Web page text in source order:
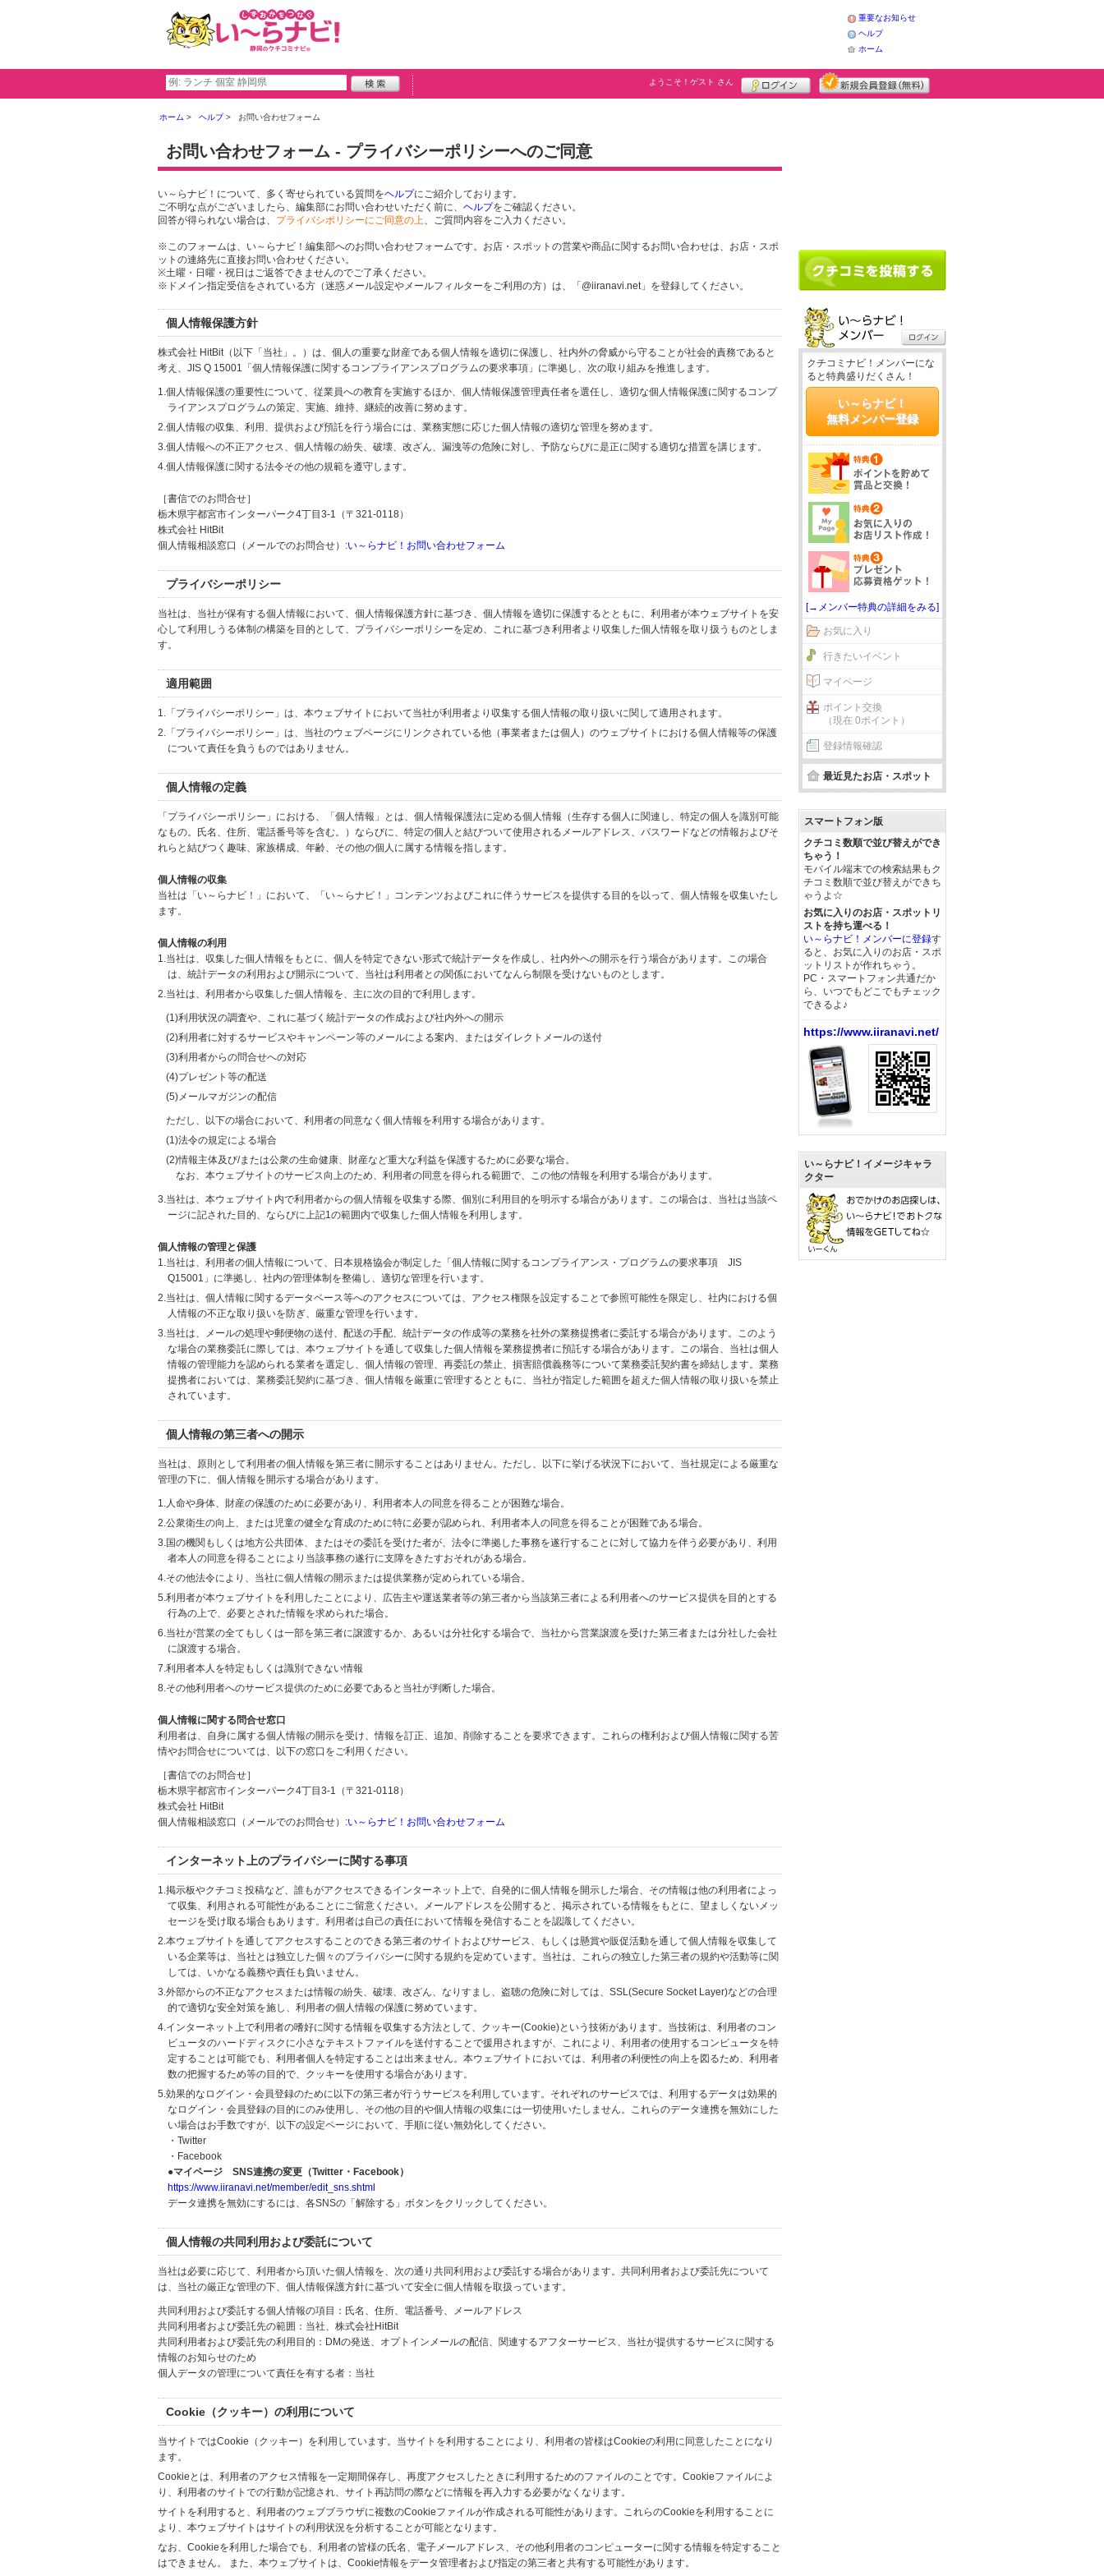
重要なお知らせ
ヘルプ
ホーム
ようこそ！ ゲスト さん
ホーム ヘルプ お問い合わせフォーム
お問い合わせフォーム - プライバシーポリシーへのご同意
い～らナビ！について、多く寄せられている質問をヘルプにご紹介しております。
ご不明な点がございましたら、編集部にお問い合わせいただく前に、 ヘルプをご確認ください。
回答が得られない場合は、 プライバシポリシーにご同意の上、ご質問内容をご入力ください。
※このフォームは、い～らナビ！編集部へのお問い合わせフォームです。お店・スポットの営業や商品に関するお問い合わせは、お店・スポ
ットの連絡先に直接お問い合わせください。
※土曜・日曜・祝日はご返答できませんのでご了承ください。
※ドメイン指定受信をされている方（迷惑メール設定やメールフィルターをご利用の方）は、「@iiranavi.net」を登録してください。
個人情報保護方針
株式会社 HitBit（以下「当社」。）は、個人の重要な財産である個人情報を適切に保護し、社内外の脅威から守ることが社会的責務であると
考え、JIS Q 15001「個人情報保護に関するコンプライアンスプログラムの要求事項」に準拠し、次の取り組みを推進します。
1.個人情報保護の重要性について、従業員への教育を実施するほか、個人情報保護管理責任者を選任し、適切な個人情報保護に関するコンプ
ライアンスプログラムの策定、実施、維持、継続的改善に努めます。
2.個人情報の収集、利用、提供および預託を行う場合には、業務実態に応じた個人情報の適切な管理を努めます。
3.個人情報への不正アクセス、個人情報の紛失、破壊、改ざん、漏洩等の危険に対し、予防ならびに是正に関する適切な措置を講じます。
4.個人情報保護に関する法令その他の規範を遵守します。
［書信でのお問合せ］
栃木県宇都宮市インターパーク4丁目3-1（〒321-0118）
株式会社 HitBit
個人情報相談窓口（メールでのお問合せ）:い～らナビ！お問い合わせフォーム
プライバシーポリシー
当社は、当社が保有する個人情報において、個人情報保護方針に基づき、個人情報を適切に保護するとともに、利用者が本ウェブサイトを安
心して利用しうる体制の構築を目的として、プライバシーポリシーを定め、これに基づき利用者より収集した個人情報を取り扱うものとしま
す。
適用範囲
1.「プライバシーポリシー」は、本ウェブサイトにおいて当社が利用者より収集する個人情報の取り扱いに関して適用されます。
2.「プライバシーポリシー」は、当社のウェブページにリンクされている他（事業者または個人）のウェブサイトにおける個人情報等の保護
について責任を負うものではありません。
個人情報の定義
「プライバシーポリシー」における、「個人情報」とは、個人情報保護法に定める個人情報（生存する個人に関連し、特定の個人を識別可能
なもの。氏名、住所、電話番号等を含む。）ならびに、特定の個人と結びついて使用されるメールアドレス、パスワードなどの情報およびそ
れらと結びつく趣味、家族構成、年齢、その他の個人に属する情報を指します。
個人情報の収集
当社は「い～らナビ！」において、「い～らナビ！」コンテンツおよびこれに伴うサービスを提供する目的を以って、個人情報を収集いたし
ます。
個人情報の利用
1.当社は、収集した個人情報をもとに、個人を特定できない形式で統計データを作成し、社内外への開示を行う場合があります。この場合
は、統計データの利用および開示について、当社は利用者との関係においてなんら制限を受けないものとします。
2.当社は、利用者から収集した個人情報を、主に次の目的で利用します。
(1)利用状況の調査や、これに基づく統計データの作成および社内外への開示
(2)利用者に対するサービスやキャンペーン等のメールによる案内、またはダイレクトメールの送付
(3)利用者からの問合せへの対応
(4)プレゼント等の配送
(5)メールマガジンの配信
ただし、以下の場合において、利用者の同意なく個人情報を利用する場合があります。
(1)法令の規定による場合
(2)情報主体及び/または公衆の生命健康、財産など重大な利益を保護するために必要な場合。
なお、本ウェブサイトのサービス向上のため、利用者の同意を得られる範囲で、この他の情報を利用する場合があります。
3.当社は、本ウェブサイト内で利用者からの個人情報を収集する際、個別に利用目的を明示する場合があります。この場合は、当社は当該ペ
ージに記された目的、ならびに上記1の範囲内で収集した個人情報を利用します。
個人情報の管理と保護
1.当社は、利用者の個人情報について、日本規格協会が制定した「個人情報に関するコンプライアンス・プログラムの要求事項 JIS
Q15001」に準拠し、社内の管理体制を整備し、適切な管理を行います。
2.当社は、個人情報に関するデータベース等へのアクセスについては、アクセス権限を設定することで参照可能性を限定し、社内における個
人情報の不正な取り扱いを防ぎ、厳重な管理を行います。
3.当社は、メールの処理や郵便物の送付、配送の手配、統計データの作成等の業務を社外の業務提携者に委託する場合があります。このよう
な場合の業務委託に際しては、本ウェブサイトを通して収集した個人情報を業務提携者に預託する場合があります。この場合、当社は個人
情報の管理能力を認められる業者を選定し、個人情報の管理、再委託の禁止、損害賠償義務等について業務委託契約書を締結します。業務
提携者においては、業務委託契約に基づき、個人情報を厳重に管理するとともに、当社が指定した範囲を超えた個人情報の取り扱いを禁止
されています。
個人情報の第三者への開示
当社は、原則として利用者の個人情報を第三者に開示することはありません。ただし、以下に挙げる状況下において、当社規定による厳重な
管理の下に、個人情報を開示する場合があります。
1.人命や身体、財産の保護のために必要があり、利用者本人の同意を得ることが困難な場合。
2.公衆衛生の向上、または児童の健全な育成のために特に必要が認められ、利用者本人の同意を得ることが困難である場合。
3.国の機関もしくは地方公共団体、またはその委託を受けた者が、法令に準拠した事務を遂行することに対して協力を伴う必要があり、利用
者本人の同意を得ることにより当該事務の遂行に支障をきたすおそれがある場合。
4.その他法令により、当社に個人情報の開示または提供業務が定められている場合。
5.利用者が本ウェブサイトを利用したことにより、広告主や運送業者等の第三者から当該第三者による利用者へのサービス提供を目的とする
行為の上で、必要とされた情報を求められた場合。
6.当社が営業の全てもしくは一部を第三者に譲渡するか、あるいは分社化する場合で、当社から営業譲渡を受けた第三者または分社した会社
に譲渡する場合。
7.利用者本人を特定もしくは識別できない情報
8.その他利用者へのサービス提供のために必要であると当社が判断した場合。
個人情報に関する問合せ窓口
利用者は、自身に属する個人情報の開示を受け、情報を訂正、追加、削除することを要求できます。これらの権利および個人情報に関する苦
情やお問合せについては、以下の窓口をご利用ください。
［書信でのお問合せ］
栃木県宇都宮市インターパーク4丁目3-1（〒321-0118）
株式会社 HitBit
個人情報相談窓口（メールでのお問合せ）:い～らナビ！お問い合わせフォーム
インターネット上のプライバシーに関する事項
1.掲示板やクチコミ投稿など、誰もがアクセスできるインターネット上で、自発的に個人情報を開示した場合、その情報は他の利用者によっ
て収集、利用される可能性があることにご留意ください。メールアドレスを公開すると、掲示されている情報をもとに、望ましくないメッ
セージを受け取る場合もあります。利用者は自己の責任において情報を発信することを認識してください。
2.本ウェブサイトを通してアクセスすることのできる第三者のサイトおよびサービス、もしくは懸賞や販促活動を通して個人情報を収集して
いる企業等は、当社とは独立した個々のプライバシーに関する規約を定めています。当社は、これらの独立した第三者の規約や活動等に関
しては、いかなる義務や責任も負いません。
3.外部からの不正なアクセスまたは情報の紛失、破壊、改ざん、なりすまし、盗聴の危険に対しては、SSL(Secure Socket Layer)などの合理
的で適切な安全対策を施し、利用者の個人情報の保護に努めています。
4.インターネット上で利用者の嗜好に関する情報を収集する方法として、クッキー(Cookie)という技術があります。当技術は、利用者のコン
ピュータのハードディスクに小さなテキストファイルを送付することで援用されますが、これにより、利用者の使用するコンピュータを特
定することは可能でも、利用者個人を特定することは出来ません。本ウェブサイトにおいては、利用者の利便性の向上を図るため、利用者
数の把握するため等の目的で、クッキーを使用する場合があります。
5.効果的なログイン・会員登録のために以下の第三者が行うサービスを利用しています。それぞれのサービスでは、利用するデータは効果的
なログイン・会員登録の目的にのみ使用し、その他の目的や個人情報の収集には一切使用いたしません。これらのデータ連携を無効にした
い場合はお手数ですが、以下の設定ページにおいて、手順に従い無効化してください。
・Twitter
・Facebook
●マイページ SNS連携の変更（Twitter・Facebook）
https://www.iiranavi.net/member/edit_sns.shtml
データ連携を無効にするには、各SNSの「解除する」ボタンをクリックしてください。
個人情報の共同利用および委託について
当社は必要に応じて、利用者から頂いた個人情報を、次の通り共同利用および委託する場合があります。共同利用者および委託先について
は、当社の厳正な管理の下、個人情報保護方針に基づいて安全に個人情報を取扱っています。
共同利用および委託する個人情報の項目：氏名、住所、電話番号、メールアドレス
共同利用者および委託先の範囲：当社、株式会社HitBit
共同利用者および委託先の利用目的：DMの発送、オプトインメールの配信、関連するアフターサービス、当社が提供するサービスに関する
情報のお知らせのため
個人データの管理について責任を有する者：当社
Cookie（クッキー）の利用について
当サイトではCookie（クッキー）を利用しています。当サイトを利用することにより、利用者の皆様はCookieの利用に同意したことになり
ます。
Cookieとは、利用者のアクセス情報を一定期間保存し、再度アクセスしたときに利用するためのファイルのことです。Cookieファイルによ
り、利用者のサイトでの行動が記憶され、サイト再訪問の際などに情報を再入力する必要がなくなります。
サイトを利用すると、利用者のウェブブラウザに複数のCookieファイルが作成される可能性があります。これらのCookieを利用することに
より、本ウェブサイトはサイトの利用状況を分析することが可能となります。
なお、Cookieを利用した場合でも、利用者の皆様の氏名、電子メールアドレス、その他利用者のコンピューターに関する情報を特定すること
はできません。 また、本ウェブサイトは、Cookie情報をデータ管理者および指定の第三者と共有する可能性があります。
クチコミナビ！メンバーにな
ると特典盛りだくさん！
い～らナビ！
無料メンバー登録
[→メンバー特典の詳細をみる]
お気に入り
行きたいイベント
マイページ
ポイント交換
（現在 0ポイント）
登録情報確認
最近見たお店・スポット
スマートフォン版
クチコミ数順で並び替えができ
ちゃう！
モバイル端末での検索結果もク
チコミ数順で並び替えができち
ゃうよ☆
お気に入りのお店・スポットリ
ストを持ち運べる！
い～らナビ！メンバーに登録す
ると、お気に入りのお店・スポ
ットリストが作れちゃう。
PC・スマートフォン共通だか
ら、いつでもどこでもチェック
できるよ♪
https://www.iiranavi.net/
い～らナビ！イメージキャラ
クター